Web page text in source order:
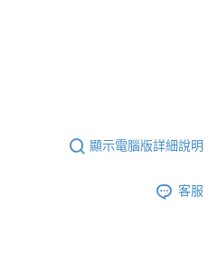
顯示電腦版詳細說明
客服